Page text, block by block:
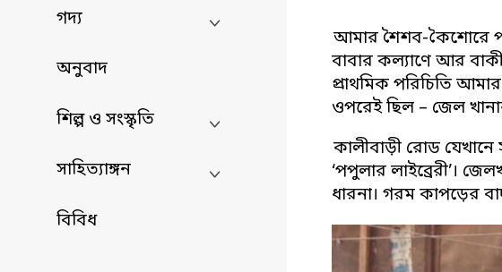
গদ্য
অনুবাদ
শিল্প ও সংস্কৃতি
সাহিত্যাঙ্গন
বিবিধ
আমার শৈশব-কৈশোরে
বাবার কল্যাণে আর
প্রাথমিক পরিচিতি
ওপরেই ছিল – জেল
কালীবাড়ী রোড
‘পপুলার লাইব্রেরী’।
ধারনা। গরম কাপড়ের